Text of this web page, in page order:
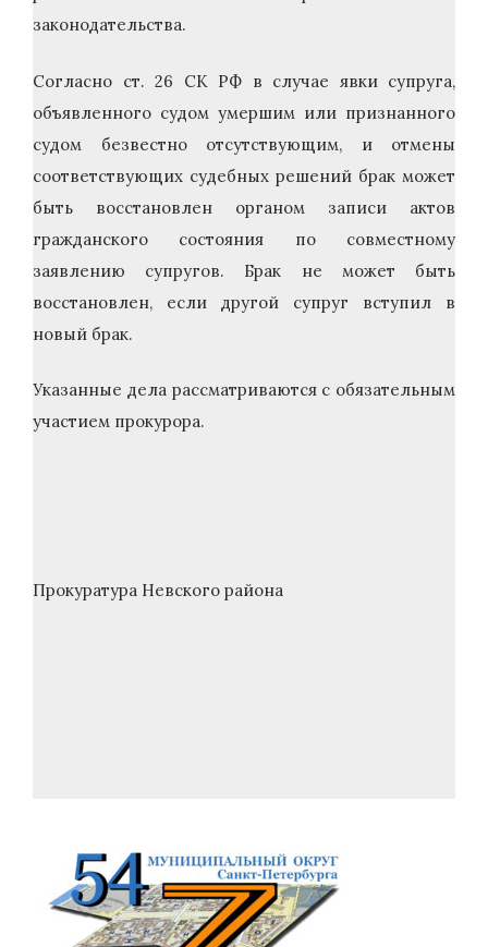
законодательства.
Согласно ст. 26 СК РФ в случае явки супруга,
объявленного судом умершим или признанного
судом безвестно отсутствующим, и отмены
соответствующих судебных решений брак может
быть восстановлен органом записи актов
гражданского состояния по совместному
заявлению супругов. Брак не может быть
восстановлен, если другой супруг вступил в
новый брак.
Указанные дела рассматриваются с обязательным
участием прокурора.
Прокуратура Невского района